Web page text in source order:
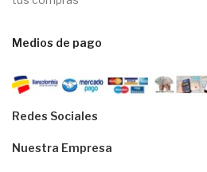
Medios de pago
Redes Sociales
Nuestra Empresa